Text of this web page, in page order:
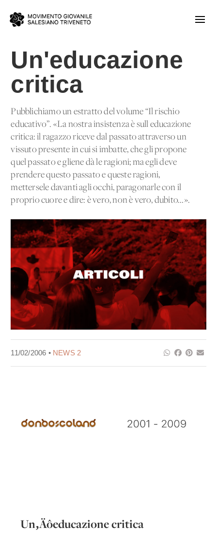
Un'educazione
critica
Pubblichiamo un estratto del volume “Il rischio
educativo”. «La nostra insistenza è sull'educazione
critica: il ragazzo riceve dal passato attraverso un
vissuto presente in cui si imbatte, che gli propone
quel passato e gliene dà le ragioni; ma egli deve
prendere questo passato e queste ragioni,
mettersele davanti agli occhi, paragonarle con il
proprio cuore e dire: è vero, non è vero, dubito...».
11/02/2006 • NEWS 2
Un‚Äôeducazione critica